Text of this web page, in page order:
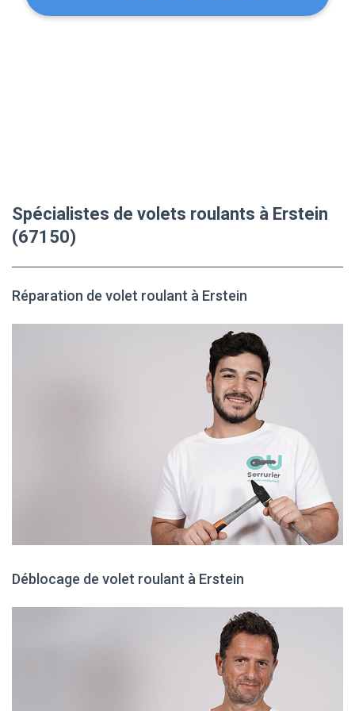
Spécialistes de volets roulants à Erstein
(67150)
Réparation de volet roulant à Erstein
Déblocage de volet roulant à Erstein